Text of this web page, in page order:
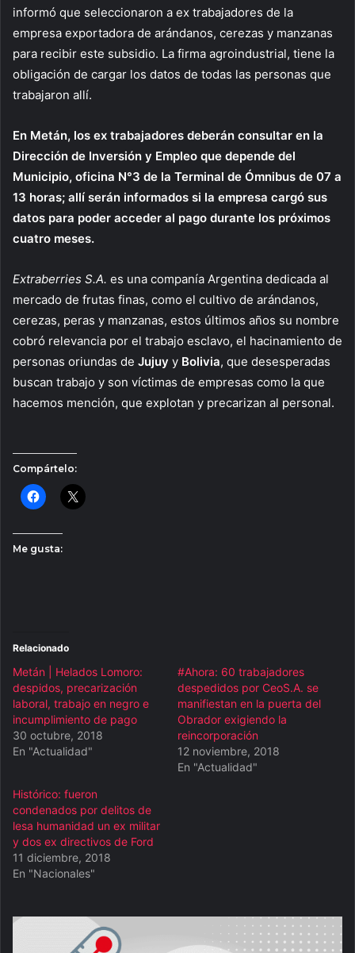
informó que seleccionaron a ex trabajadores de la
empresa exportadora de arándanos, cerezas y manzanas
para recibir este subsidio. La firma agroindustrial, tiene la
obligación de cargar los datos de todas las personas que
trabajaron allí.
En Metán, los ex trabajadores deberán consultar en la
Dirección de Inversión y Empleo que depende del
Municipio, oficina N°3 de la Terminal de Ómnibus de 07 a
13 horas; allí serán informados si la empresa cargó sus
datos para poder acceder al pago durante los próximos
cuatro meses.
Extraberries S.A. es una companía Argentina dedicada al
mercado de frutas finas, como el cultivo de arándanos,
cerezas, peras y manzanas, estos últimos años su nombre
cobró relevancia por el trabajo esclavo, el hacinamiento de
personas oriundas de Jujuy y Bolivia, que desesperadas
buscan trabajo y son víctimas de empresas como la que
hacemos mención, que explotan y precarizan al personal.
Compártelo:
Me gusta:
Relacionado
Metán | Helados Lomoro:
despidos, precarización
laboral, trabajo en negro e
incumplimiento de pago
30 octubre, 2018
En "Actualidad"
#Ahora: 60 trabajadores
despedidos por CeoS.A. se
manifiestan en la puerta del
Obrador exigiendo la
reincorporación
12 noviembre, 2018
En "Actualidad"
Histórico: fueron
condenados por delitos de
lesa humanidad un ex militar
y dos ex directivos de Ford
11 diciembre, 2018
En "Nacionales"